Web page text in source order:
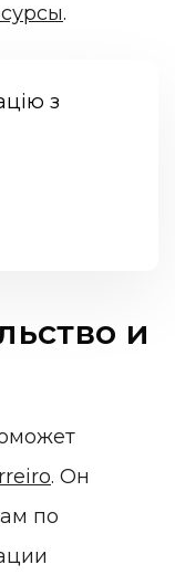
.
з
и
. Он
по